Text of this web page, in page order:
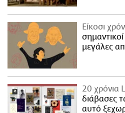
Είκοσι
μεγάλες
20 χρόνια
διάβασες
αυτό